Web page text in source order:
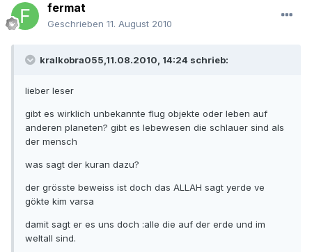
fermat
Geschrieben 11. August 2010
kralkobra055,11.08.2010, 14:24 schrieb:
lieber leser
gibt es wirklich unbekannte flug objekte oder leben auf
anderen planeten? gibt es lebewesen die schlauer sind als
der mensch
was sagt der kuran dazu?
der grösste beweiss ist doch das ALLAH sagt yerde ve
gökte kim varsa
damit sagt er es uns doch :alle die auf der erde und im
weltall sind.